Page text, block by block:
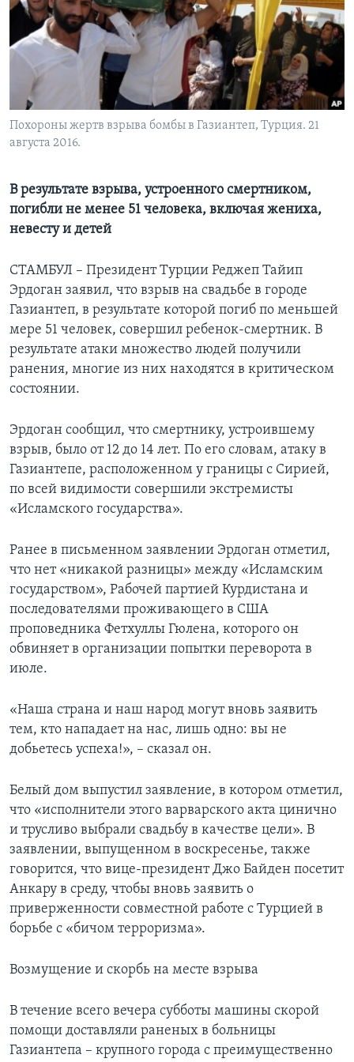
Learning English
СОЦИАЛЬНЫЕ СЕТИ
Языки
Похороны жертв взрыва бомбы в Газиантеп, Турция. 21
августа 2016.
В результате взрыва, устроенного смертником,
погибли не менее 51 человека, включая жениха,
невесту и детей
СТАМБУЛ – Президент Турции Реджеп Тайип
Эрдоган заявил, что взрыв на свадьбе в городе
Газиантеп, в результате которой погиб по меньшей
мере 51 человек, совершил ребенок-смертник. В
результате атаки множество людей получили
ранения, многие из них находятся в критическом
состоянии.
Эрдоган сообщил, что смертнику, устроившему
взрыв, было от 12 до 14 лет. По его словам, атаку в
Газиантепе, расположенном у границы с Сирией,
по всей видимости совершили экстремисты
«Исламского государства».
Ранее в письменном заявлении Эрдоган отметил,
что нет «никакой разницы» между «Исламским
государством», Рабочей партией Курдистана и
последователями проживающего в США
проповедника Фетхуллы Гюлена, которого он
обвиняет в организации попытки переворота в
июле.
«Наша страна и наш народ могут вновь заявить
тем, кто нападает на нас, лишь одно: вы не
добьетесь успеха!», – сказал он.
Белый дом выпустил заявление, в котором отметил,
что «исполнители этого варварского акта цинично
и трусливо выбрали свадьбу в качестве цели». В
заявлении, выпущенном в воскресенье, также
говорится, что вице-президент Джо Байден посетит
Анкару в среду, чтобы вновь заявить о
приверженности совместной работе с Турцией в
борьбе с «бичом терроризма».
Возмущение и скорбь на месте взрыва
В течение всего вечера субботы машины скорой
помощи доставляли раненых в больницы
Газиантепа – крупного города с преимущественно